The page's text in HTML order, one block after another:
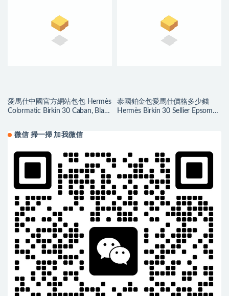
愛馬仕中國官方網站包包 Hermès
Colormatic Birkin 30 Caban, Black
泰國鉑金包愛馬仕價格多少錢
Hermès Birkin 30 Sellier Epsom
微信 掃一掃 加我微信